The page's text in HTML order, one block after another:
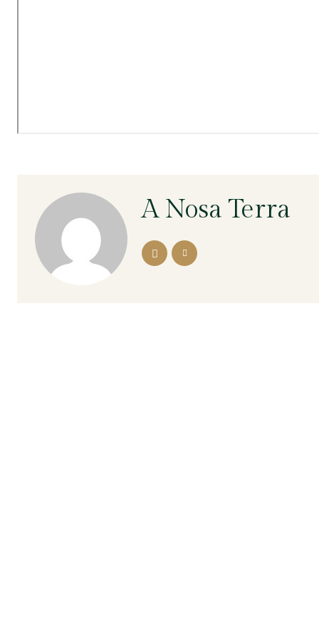
A Nosa Terra